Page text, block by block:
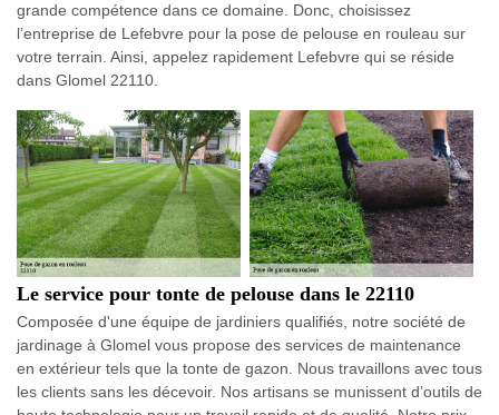
grande compétence dans ce domaine. Donc, choisissez
l’entreprise de Lefebvre pour la pose de pelouse en rouleau sur
votre terrain. Ainsi, appelez rapidement Lefebvre qui se réside
dans Glomel 22110.
Le service pour tonte de pelouse dans le 22110
Composée d'une équipe de jardiniers qualifiés, notre société de
jardinage à Glomel vous propose des services de maintenance
en extérieur tels que la tonte de gazon. Nous travaillons avec tous
les clients sans les décevoir. Nos artisans se munissent d’outils de